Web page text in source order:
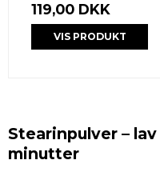
119,00 DKK
VIS PRODUKT
Stearinpulver –
minutter